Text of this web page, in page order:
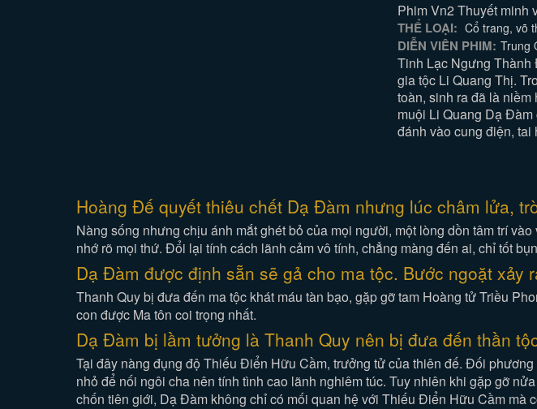
Phim Vn2 Thuyết minh
THỂ LOẠI: Cổ trang, võ
DIỄN VIÊN PHIM: Trung
Tinh Lạc Ngưng Thành
gia tộc Li Quang Thị.
toàn, sinh ra đã là
muội Li Quang Dạ
đánh vào cung điện, tai
Hoàng Đế quyết thiêu chết Dạ Đàm nhưng lúc châm lửa,
Nàng sống nhưng chịu ánh mắt ghét bỏ của mọi người, một lòng dồn tâm trí
nhớ rõ mọi thứ. Đổi lại tính cách lãnh cảm vô tính, chẳng màng đến ai, chỉ tốt
Dạ Đàm được định sẵn sẽ gả cho ma tộc. Bước ngoặt
Thanh Quy bị đưa đến ma tộc khát máu tàn bạo, gặp gỡ tam Hoàng tử Triều
con được Ma tôn coi trọng nhất.
Dạ Đàm bị lầm tưởng là Thanh Quy nên bị đưa đến thần
Tại đây nàng đụng độ Thiếu Điển Hữu Cầm, trưởng tử của thiên đế. Đối
nhỏ để nối ngôi cha nên tính tình cao lãnh nghiêm túc. Tuy nhiên khi gặp gỡ
chốn tiên giới, Dạ Đàm không chỉ có mối quan hệ với Thiếu Điển Hữu Cầm mà